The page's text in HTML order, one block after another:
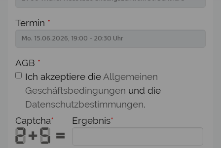
Termin *
AGB *
Ich akzeptiere die Allgemeinen
Geschäftsbedingungen und die
Datenschutzbestimmungen.
Captcha* Ergebnis*